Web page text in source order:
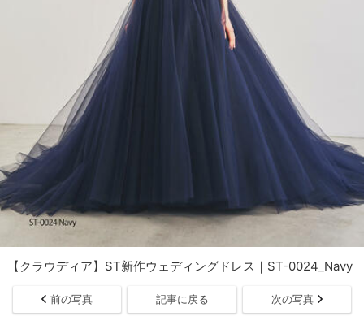
【クラウディア】ST新作ウェディングドレス｜ST-0024_Navy
前の写真 記事に戻る 次の写真